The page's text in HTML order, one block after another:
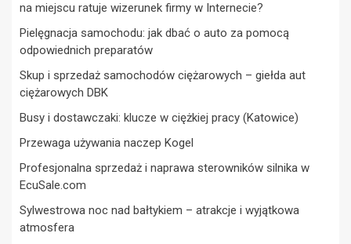
na miejscu ratuje wizerunek firmy w Internecie?
Pielęgnacja samochodu: jak dbać o auto za pomocą
odpowiednich preparatów
Skup i sprzedaż samochodów ciężarowych – giełda aut
ciężarowych DBK
Busy i dostawczaki: klucze w ciężkiej pracy (Katowice)
Przewaga używania naczep Kogel
Profesjonalna sprzedaż i naprawa sterowników silnika w
EcuSale.com
Sylwestrowa noc nad bałtykiem – atrakcje i wyjątkowa
atmosfera